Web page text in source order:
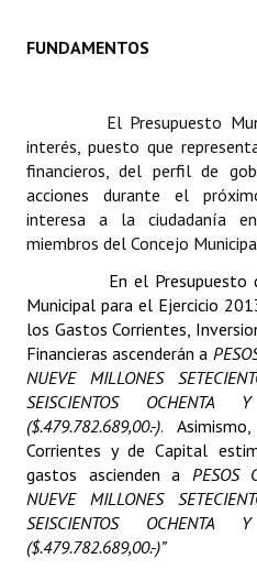
Actas de Audiencias Públicas
Comunicaciones
Declaraciones
Resoluciones
Resoluciones de Presidencia
INSTITUCIONAL
Antiguos Pobladores
Noticias Destacadas
Registros y Distinciones
Datos Históricos
Premio al Mérito - Registro
FUNDAMENTOS
El Presupuesto
interés, puesto que
financieros, del perfil de
acciones durante el
interesa a la ciudadanía
miembros del Concejo
En el Presupuesto
Municipal para el Ejercicio
los Gastos Corrientes,
Financieras ascenderán a
NUEVE MILLONES
SEISCIENTOS
($.479.782.689,00.-).
Corrientes y de Capital
gastos ascienden a PESOS
NUEVE MILLONES
SEISCIENTOS
($.479.782.689,00.-)”